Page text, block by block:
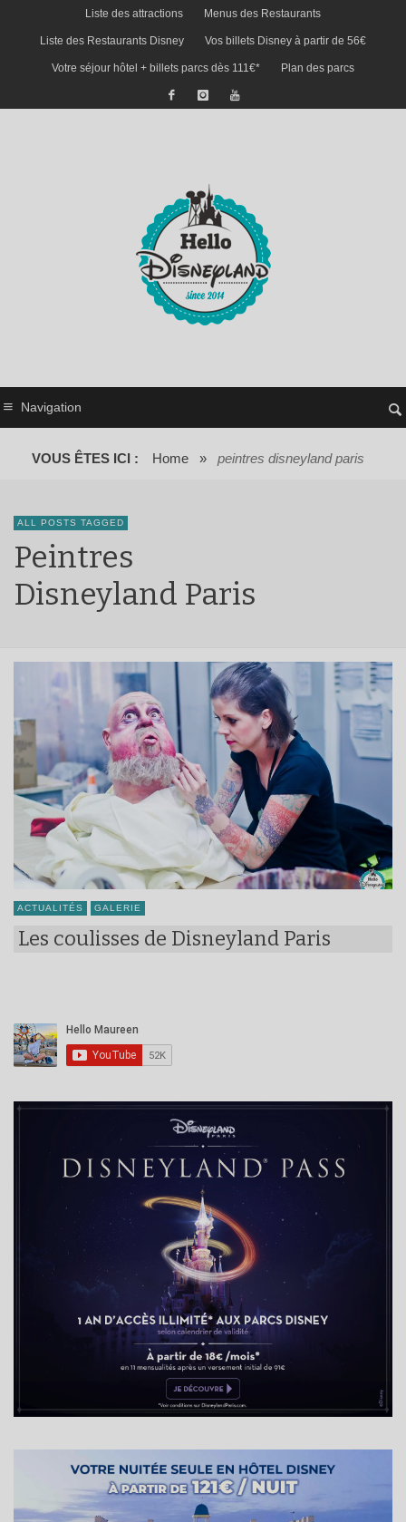
Liste des attractions Menus des Restaurants
Liste des Restaurants Disney Vos billets Disney à partir de 56€
Votre séjour hôtel + billets parcs dès 111€* Plan des parcs
Navigation
VOUS ÊTES ICI : Home » peintres disneyland paris
ALL POSTS TAGGED
Peintres
Disneyland Paris
ACTUALITÉS GALERIE
Les coulisses de Disneyland Paris